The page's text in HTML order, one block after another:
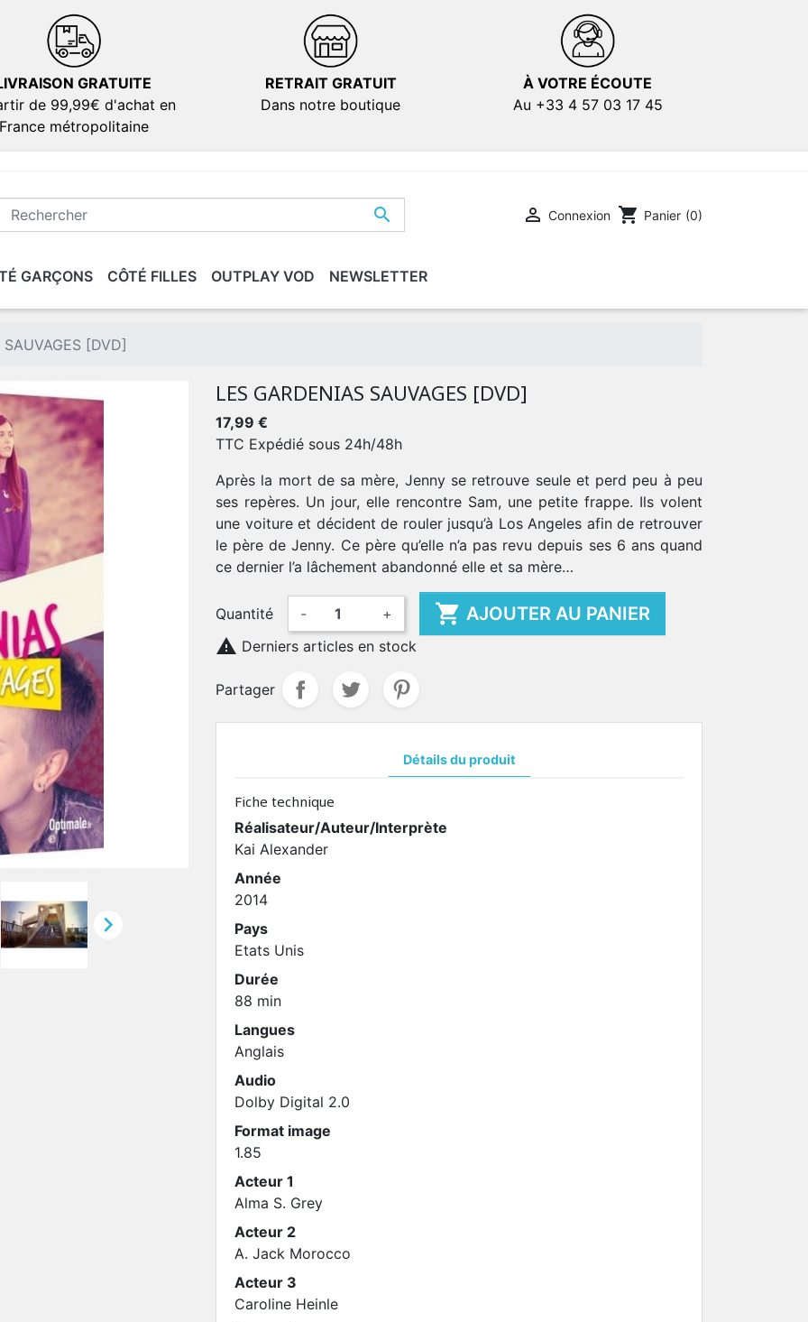
GRATUITE
de 99,99€ d'achat en
métropolitaine
RETRAIT GRATUIT
Dans notre boutique
À VOTRE ÉCOUTE
Au +33 4 57 03 17 45
  Connexion shopping_cart Panier (0)
GARÇONS
SÉRIES DOCUMENTAIRES VERSION FRANÇAISE AFFICHES DE FILMS
CÔTÉ FILLES
SÉRIES DOCUMENTAIRES VERSION FRANÇAISE AFFICHES DE FILMS
OUTPLAY VOD NEWSLETTER
[DVD]

LES GARDENIAS SAUVAGES [DVD]
17,99 €
TTC Expédié sous 24h/48h
Après la mort de sa mère, Jenny se retrouve seule et perd peu à peu
ses repères. Un jour, elle rencontre Sam, une petite frappe. Ils volent
une voiture et décident de rouler jusqu’à Los Angeles afin de retrouver
le père de Jenny. Ce père qu’elle n’a pas revu depuis ses 6 ans quand
ce dernier l’a lâchement abandonné elle et sa mère…
Quantité - +  AJOUTER AU PANIER
 Derniers articles en stock
Partager
Détails du produit
Fiche technique
Réalisateur/Auteur/Interprète
Kai Alexander
Année
2014
Pays
Etats Unis
Durée
88 min
Langues
Anglais
Audio
Dolby Digital 2.0
Format image
1.85
Acteur 1
Alma S. Grey
Acteur 2
A. Jack Morocco
Acteur 3
Caroline Heinle